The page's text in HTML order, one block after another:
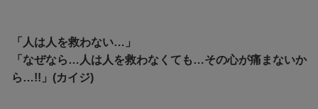
「人は人を救わない…」
「なぜなら…人は人を救わなくても…その心が痛まないか
ら…!!」(カイジ)